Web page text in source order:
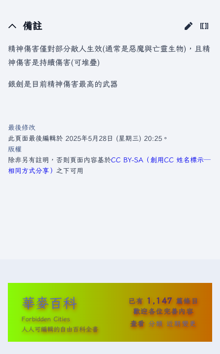
備註
精神傷害僅對部分敵人生效(通常是惡魔與亡靈生物)，且精
神傷害是持續傷害(可堆疊)
銀劍是目前精神傷害最高的武器
最後修改
此頁面最後編輯於 2025年5月28日 (星期三) 20:25。
版權
除非另有註明，否則頁面內容基於CC BY-SA（創用CC 姓名標示─
相同方式分享） 之下可用
華麥百科
Forbidden Cities
人人可編輯的自由百科全書
已有 1,147 篇條目
歡迎各位完善內容
查看 分類 近期變更